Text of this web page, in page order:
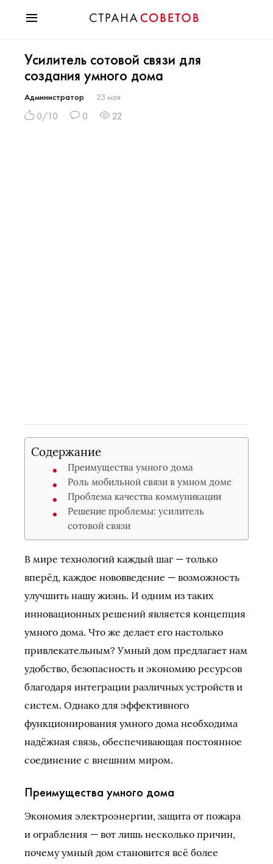
Мода
Звезды
Гороскопы
Здоровье
Усилитель сотовой связи для
создания умного дома
Администратор 23 мая
0/10 0 22
Содержание
Преимущества умного дома
Роль мобильной связи в умном доме
Проблема качества коммуникации
Решение проблемы: усилитель
сотовой связи
В мире технологий каждый шаг — только
вперёд, каждое нововведение — возможность
улучшить нашу жизнь. И одним из таких
инновационных решений является концепция
умного дома. Что же делает его настолько
привлекательным? Умный дом предлагает нам
удобство, безопасность и экономию ресурсов
благодаря интеграции различных устройств и
систем. Однако для эффективного
функционирования умного дома необходима
надёжная связь, обеспечивающая постоянное
соединение с внешним миром.
Преимущества умного дома
Экономия электроэнергии, защита от пожара
и ограбления — вот лишь несколько причин,
почему умный дом становится всё более